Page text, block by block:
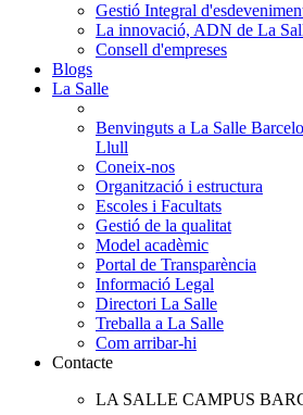
Gestió Integral
La innovació, ADN de La
Consell d'empreses
Blogs
La Salle
Benvinguts a La Salle
Llull
Coneix-nos
Organització i estructura
Escoles i Facultats
Gestió de la qualitat
Model acadèmic
Portal de Transparència
Informació Legal
Directori La Salle
Treballa a La Salle
Com arribar-hi
Contacte
LA SALLE CAMPUS